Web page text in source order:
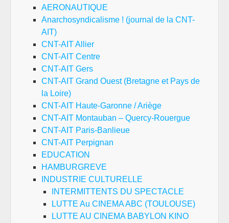
AERONAUTIQUE
Anarchosyndicalisme ! (journal de la CNT-
AIT)
CNT-AIT Allier
CNT-AIT Centre
CNT-AIT Gers
CNT-AIT Grand Ouest (Bretagne et Pays de
la Loire)
CNT-AIT Haute-Garonne / Ariège
CNT-AIT Montauban – Quercy-Rouergue
CNT-AIT Paris-Banlieue
CNT-AIT Perpignan
EDUCATION
HAMBURGREVE
INDUSTRIE CULTURELLE
INTERMITTENTS DU SPECTACLE
LUTTE Au CINEMA ABC (TOULOUSE)
LUTTE AU CINEMA BABYLON KINO